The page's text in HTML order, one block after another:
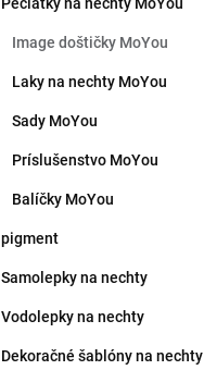
Image doštičky MoYou
Laky na nechty MoYou
Sady MoYou
Príslušenstvo MoYou
Balíčky MoYou
pigment
Samolepky na nechty
Vodolepky na nechty
Dekoračné šablóny na nechty